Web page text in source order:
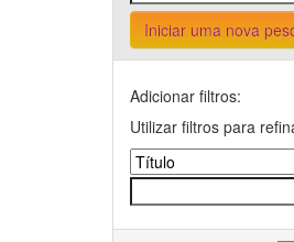
Iniciar uma nova
Adicionar filtros:
Utilizar filtros para